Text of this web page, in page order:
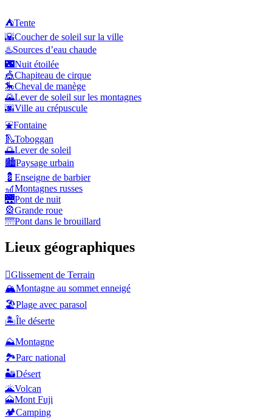
⛺Tente
🌇Coucher de soleil sur la ville
♨️Sources d’eau chaude
🌃Nuit étoilée
🎪Chapiteau de cirque
🎠Cheval de manège
🌄Lever de soleil sur les montagnes
🌆Ville au crépuscule
⛲Fontaine
🛝Toboggan
🌅Lever de soleil
🏙️Paysage urbain
💈 Enseigne de barbier
🎢Montagnes russes
🌉Pont de nuit
🎡Grande roue
🌁Pont dans le brouillard
Lieux géographiques
🛘Glissement de Terrain
🏔️Montagne au sommet enneigé
🏖️Plage avec parasol
🏝️Île déserte
⛰️Montagne
🏞️Parc national
🏜️Désert
🌋Volcan
🗻Mont Fuji
🏕️Camping